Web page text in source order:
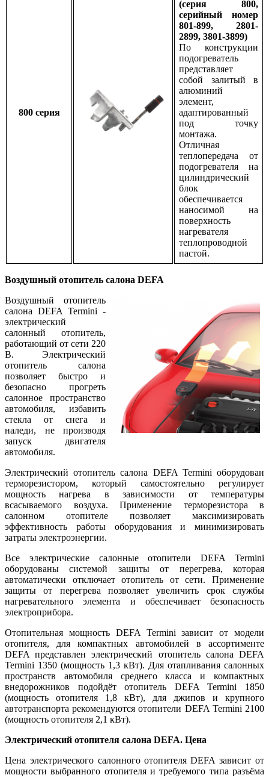
800 серия
(серия 800,
серийный номер
801-899, 2801-
2899, 3801-3899)
По конструкции
подогреватель
представляет
собой залитый в
алюминий
элемент,
адаптированный
под точку
монтажа.
Отличная
теплопередача от
подогревателя на
цилиндрический
блок
обеспечивается
наносимой на
поверхность
нагревателя
теплопроводной
пастой.
Воздушный отопитель салона DEFA
Воздушный отопитель
салона DEFA Termini -
электрический
салонный отопитель,
работающий от сети 220
В. Электрический
отопитель салона
позволяет быстро и
безопасно прогреть
салонное пространство
автомобиля, избавить
стекла от снега и
наледи, не производя
запуск двигателя
автомобиля.
Электрический отопитель салона DEFA Termini оборудован
терморезистором, который самостоятельно регулирует
мощность нагрева в зависимости от температуры
всасываемого воздуха. Применение терморезистора в
салонном отопителе позволяет максимизировать
эффективность работы оборудования и минимизировать
затраты электроэнергии.
Все электрические салонные отопители DEFA Termini
оборудованы системой защиты от перегрева, которая
автоматически отключает отопитель от сети. Применение
защиты от перегрева позволяет увеличить срок службы
нагревательного элемента и обеспечивает безопасность
электроприбора.
Отопительная мощность DEFA Termini зависит от модели
отопителя, для компактных автомобилей в ассортименте
DEFA представлен электрический отопитель салона DEFA
Termini 1350 (мощность 1,3 кВт). Для отапливания салонных
пространств автомобиля среднего класса и компактных
внедорожников подойдёт отопитель DEFA Termini 1850
(мощность отопителя 1,8 кВт), для джипов и крупного
автотранспорта рекомендуются отопители DEFA Termini 2100
(мощность отопителя 2,1 кВт).
Электрический отопителя салона DEFA. Цена
Цена электрического салонного отопителя DEFA зависит от
мощности выбранного отопителя и требуемого типа разъёма